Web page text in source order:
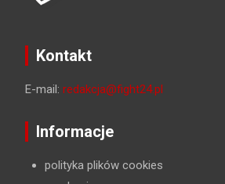
Kontakt
E-mail: redakcja@fight24.pl
Informacje
polityka plików cookies